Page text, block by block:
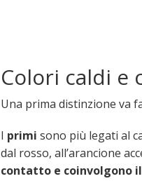
Colori caldi e
Una prima distinzione va
I primi sono più legati al
dal rosso, all’arancione
contatto e coinvolgono